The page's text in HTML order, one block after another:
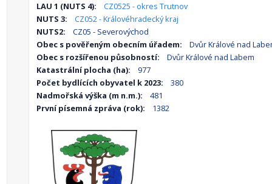
LAU 1 (NUTS 4):
CZ0525 - okres Trutnov
NUTS 3:
CZ052 - Královéhradecký kraj
NUTS2:
CZ05 - Severovýchod
Obec s pověřeným obecním úřadem:
Dvůr Králové nad
Obec s rozšířenou působností:
Dvůr Králové nad Labem
Katastrální plocha (ha):
977
Počet bydlících obyvatel k 2023:
380
Nadmořská výška (m n.m.):
481
První písemná zpráva (rok):
1382